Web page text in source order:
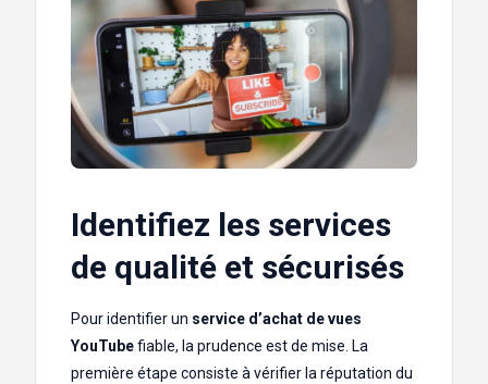
Identifiez les services
de qualité et sécurisés
Pour identifier un service d’achat de vues
YouTubefiable, la prudence est de mise. La
première étape consiste à vérifier la réputation du